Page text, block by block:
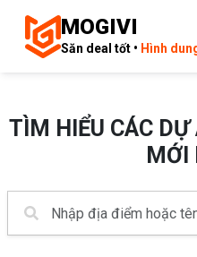
MOGIVI
Săn deal tốt • Hình
TÌM HIỂU CÁC
MỚI